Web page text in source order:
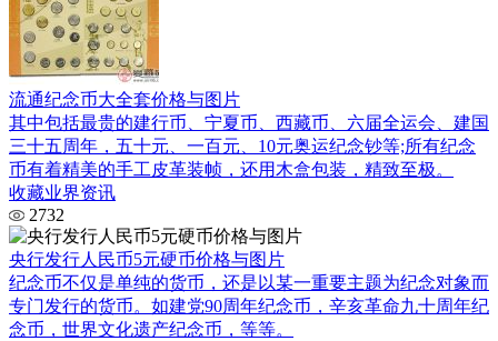
流通纪念币大全套价格与图片
其中包括最贵的建行币、宁夏币、西藏币、六届全运会、建国
三十五周年，五十元、一百元、10元奥运纪念钞等;所有纪念
币有着精美的手工皮革装帧，还用木盒包装，精致至极。
收藏业界资讯
2732
央行发行人民币5元硬币价格与图片
纪念币不仅是单纯的货币，还是以某一重要主题为纪念对象而
专门发行的货币。如建党90周年纪念币，辛亥革命九十周年纪
念币，世界文化遗产纪念币，等等。